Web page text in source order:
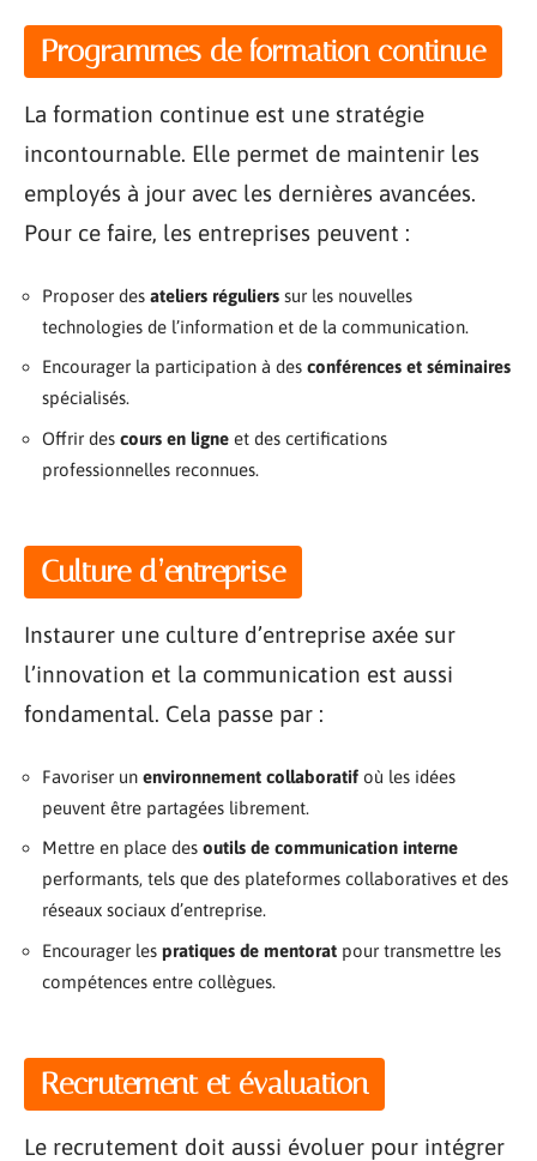
Programmes de formation continue
La formation continue est une stratégie
incontournable. Elle permet de maintenir les
employés à jour avec les dernières avancées.
Pour ce faire, les entreprises peuvent :
Proposer des ateliers réguliers sur les nouvelles
technologies de l’information et de la communication.
Encourager la participation à des conférences et séminaires
spécialisés.
Offrir des cours en ligne et des certifications
professionnelles reconnues.
Culture d’entreprise
Instaurer une culture d’entreprise axée sur
l’innovation et la communication est aussi
fondamental. Cela passe par :
Favoriser un environnement collaboratif où les idées
peuvent être partagées librement.
Mettre en place des outils de communication interne
performants, tels que des plateformes collaboratives et des
réseaux sociaux d’entreprise.
Encourager les pratiques de mentorat pour transmettre les
compétences entre collègues.
Recrutement et évaluation
Le recrutement doit aussi évoluer pour intégrer